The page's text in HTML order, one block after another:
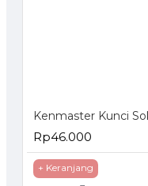
Rp46.000
+ Keranjang